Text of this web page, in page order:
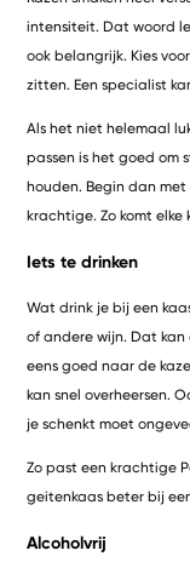
intensiteit. Dat woord
ook belangrijk. Kies
zitten. Een specialist
Als het niet helemaal
passen is het goed om
houden. Begin dan
krachtige. Zo komt
Iets te drinken
Wat drink je bij een
of andere wijn. Dat kan
eens goed naar de
kan snel overheersen.
je schenkt moet
Zo past een krachtige
geitenkaas beter bij
Alcoholvrij